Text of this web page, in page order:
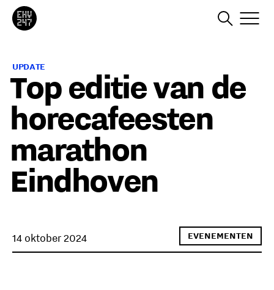
UPDATE
Top editie van de
horecafeesten
marathon
Eindhoven
14 oktober 2024 EVENEMENTEN